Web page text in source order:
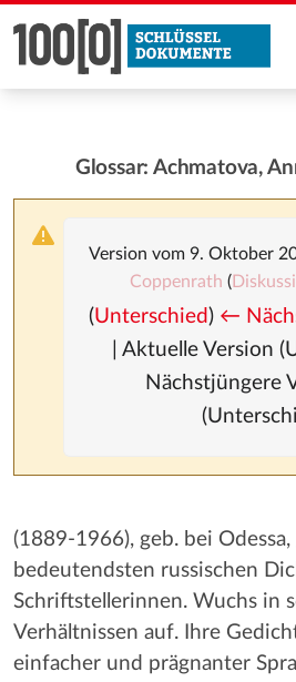
Glossar: Achmatova,
Version vom 9. Oktober
Coppenrath (
(Unterschied ) ←
| Aktuelle Version
Nächstjüngere
(1889-1966), geb. bei
bedeutendsten russischen
Schriftstellerinnen. Wuchs in
Verhältnissen auf. Ihre
einfacher und prägnanter